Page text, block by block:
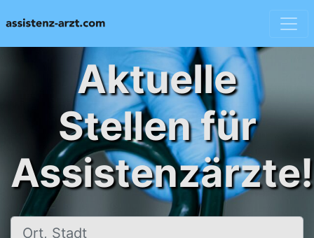
Aktuelle
Stellen für
Assistenzärzte!
Ort, Stadt